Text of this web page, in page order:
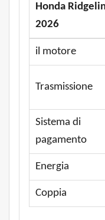
Honda
2026
il motore
Trasmissione
Sistema di
pagamento
Energia
Coppia